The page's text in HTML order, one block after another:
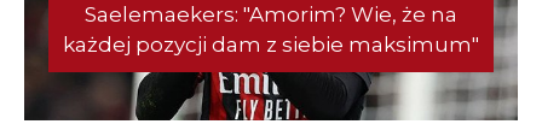
Saelemaekers: "Amorim? Wie, że na
każdej pozycji dam z siebie maksimum"